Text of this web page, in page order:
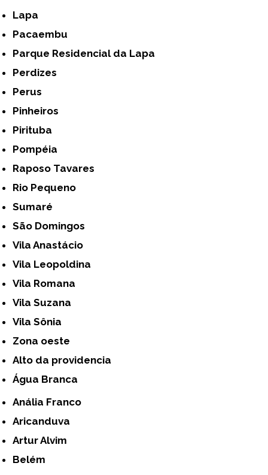
Lapa
Pacaembu
Parque Residencial da Lapa
Perdizes
Perus
Pinheiros
Pirituba
Pompéia
Raposo Tavares
Rio Pequeno
Sumaré
São Domingos
Vila Anastácio
Vila Leopoldina
Vila Romana
Vila Suzana
Vila Sônia
Zona oeste
alto da providencia
Água Branca
Anália Franco
Aricanduva
Artur Alvim
Belém